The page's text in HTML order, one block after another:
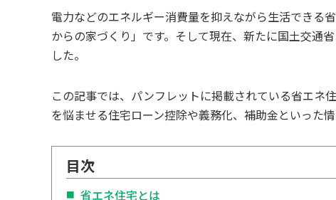
電力などのエネルギー消費量を抑えながら生活できる
からの家づくり」です。そして現在、新たに国土交通
した。
この記事では、パンフレットに掲載されている省エネ
を悩ませる住宅ローン控除や義務化、補助金といった情
目次
省エネ住宅とは